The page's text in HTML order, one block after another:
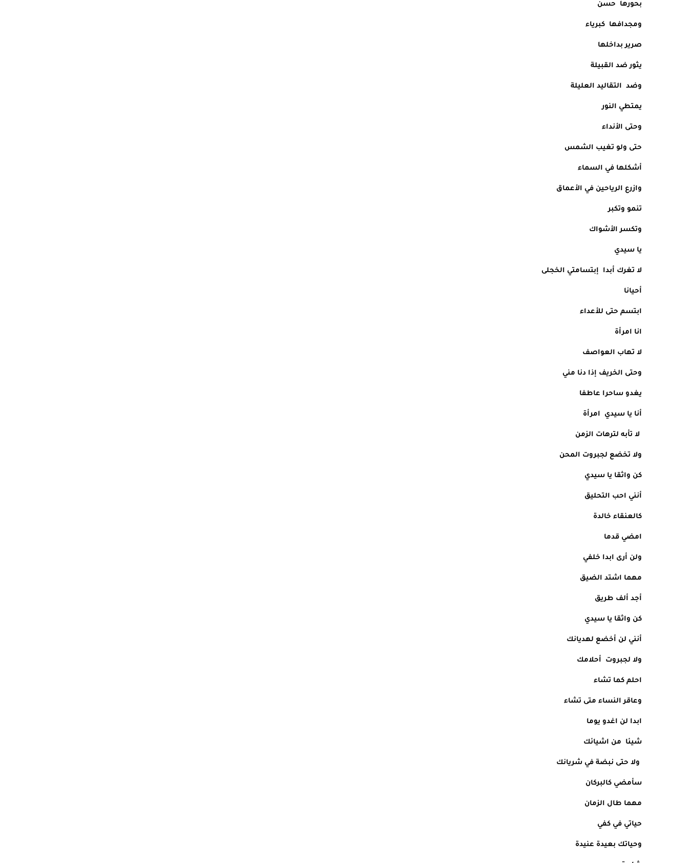
بحورها  حسن
ومجدافها  كبرياء
صرير بداخلها
يثور ضد القبيلة
وضد  التقاليد العليلة
يمتطي النور
وحتى الأنداء
حتى ولو تغيب الشمس
أشكلها في السماء
وازرع الرياحين في الأعماق
تنمو وتكبر
وتكسر الأشواك
يا سيدي
لا تغرك أبدا  إبتسامتي الخجلى
أحيانا
ابتسم حتى للأعداء
انا امرأة
لا تهاب العواصف
وحتى الخريف إذا دنا مني
يغدو ساحرا عاطفا
أنا يا سيدي  امرأة
ولا تخضع لجبروت المحن
كن واثقا يا سيدي
أنني احب التحليق
كالعنقاء خالدة
امضي قدما
ولن أرى ابدا خلفي
مهما اشتد الضيق
أجد ألف طريق
كن واثقا يا سيدي
أنني لن أخضع لهديانك
ولا لجبروت  أحلامك
احلم كما تشاء
وعاقر النساء متى تشاء
ابدا لن اغدو يوما
شيئا  من اشيائك
سأمضي كالبركان
مهما طال الزمان
حياتي في كفي
وحياتك بعيدة عنيدة